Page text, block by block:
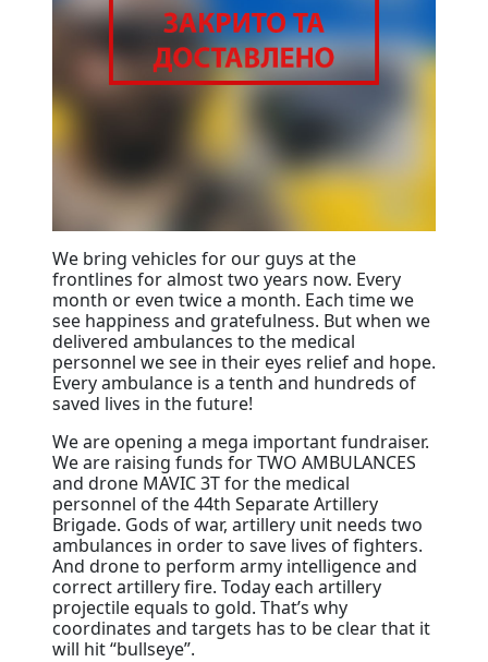
We bring vehicles for our guys at the
frontlines for almost two years now. Every
month or even twice a month. Each time we
see happiness and gratefulness. But when we
delivered ambulances to the medical
personnel we see in their eyes relief and hope.
Every ambulance is a tenth and hundreds of
saved lives in the future!
We are opening a mega important fundraiser.
We are raising funds for TWO AMBULANCES
and drone MAVIC 3T for the medical
personnel of the 44th Separate Artillery
Brigade. Gods of war, artillery unit needs two
ambulances in order to save lives of fighters.
And drone to perform army intelligence and
correct artillery fire. Today each artillery
projectile equals to gold. That’s why
coordinates and targets has to be clear that it
will hit “bullseye”.